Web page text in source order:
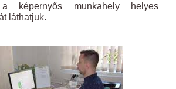
munkahely helyes
láthatjuk.